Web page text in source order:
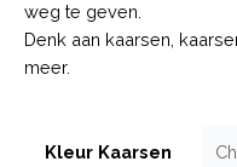
weg te geven.
Denk aan kaarsen,
meer.
Kleur Kaarsen